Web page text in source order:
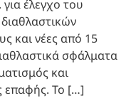
έλεγχο του
και νέες από 15
σφάλματα
και
επαφής. Το […]